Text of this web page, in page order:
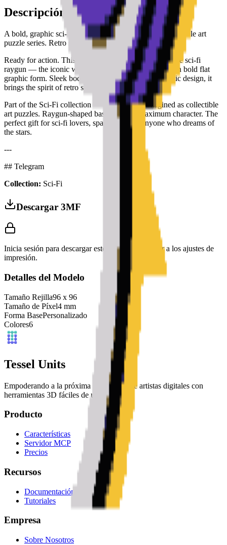
Descripción
A bold, graphic sci-fi raygun — part of the Sci-Fi collectible art
puzzle series. Retro sci-fi in timeless minimalist form.
Ready for action. This collectible art puzzle captures the sci-fi
raygun — the iconic weapon of space exploration — in bold flat
graphic form. Sleek body, glowing barrel, and futuristic design, it
brings the spirit of retro sci-fi to your wall.
Part of the Sci-Fi collection — sci-fi icons reimagined as collectible
art puzzles. Raygun-shaped base plate for maximum character. The
perfect gift for sci-fi lovers, space fans and anyone who dreams of
the stars.
---
## Telegram
Collection: Sci-Fi
Descargar 3MF
Inicia sesión para descargar este modelo y acceder a los ajustes de
impresión.
Detalles del Modelo
Tamaño Rejilla96 x 96
Tamaño de Píxel4 mm
Forma BasePersonalizado
Colores6
Tessel Units
Empoderando a la próxima generación de artistas digitales con
herramientas 3D fáciles de usar.
Producto
Características
Servidor MCP
Precios
Recursos
Documentación
Tutoriales
Empresa
Sobre Nosotros